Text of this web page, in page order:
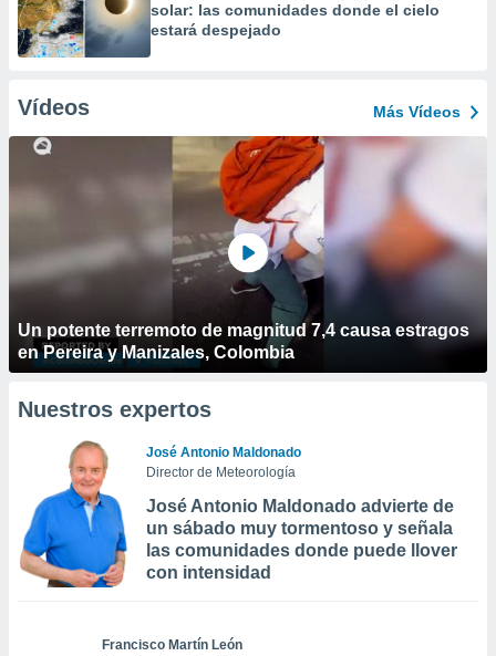
solar: las comunidades donde el cielo
estará despejado
Vídeos Más Vídeos
Un potente terremoto de magnitud 7,4 causa estragos
en Pereira y Manizales, Colombia
Nuestros expertos
José Antonio Maldonado
Director de Meteorología
José Antonio Maldonado advierte de
un sábado muy tormentoso y señala
las comunidades donde puede llover
con intensidad
Francisco Martín León